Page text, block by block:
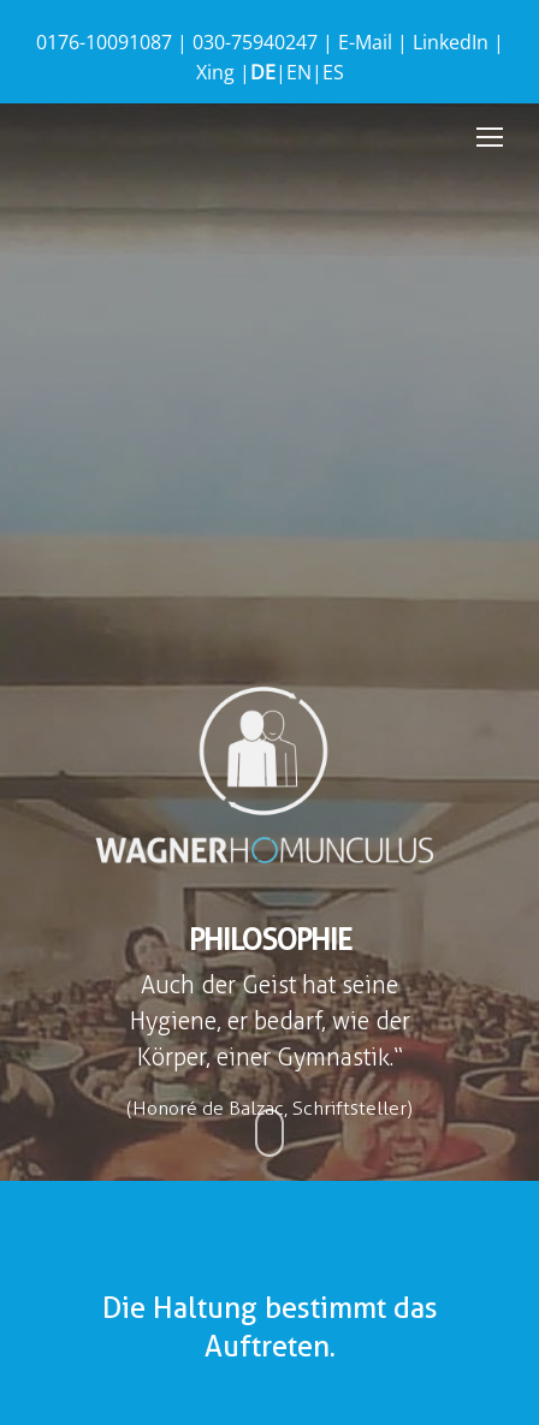
0176-10091087| 030-75940247| E-Mail | LinkedIn |
Xing| DE| EN| ES
PHILOSOPHIE
Auch der Geist hat seine
Hygiene, er bedarf, wie der
Körper, einer Gymnastik.“
(Honoré de Balzac, Schriftsteller)
Die Haltung bestimmt das
Auftreten.